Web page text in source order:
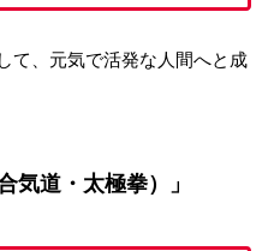
て、元気で活発な人間へと成
気道・太極拳）」